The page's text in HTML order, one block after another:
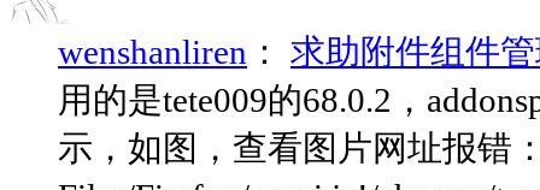
wenshanliren ： 求助附件组件
用的是tete009的68.0.2，
示，如图，查看图片网址报错